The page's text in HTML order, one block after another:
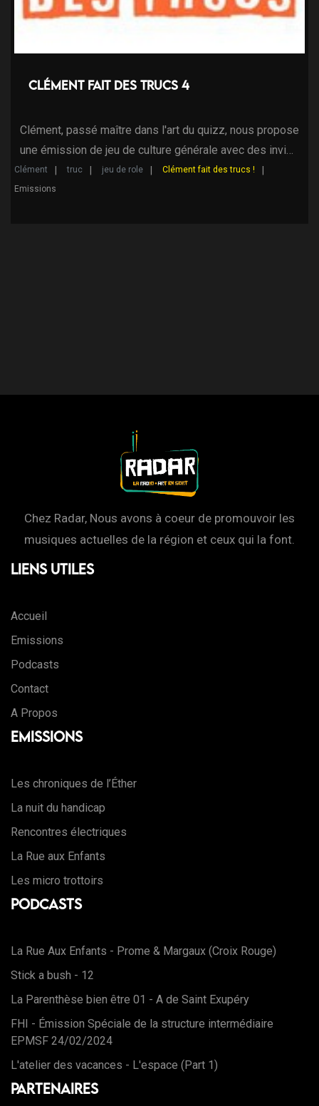
Clément fait des trucs 4
Clément, passé maître dans l'art du quizz, nous propose
une émission de jeu de culture générale avec des invi…
Clément truc jeu de role
Clément fait des trucs !
Emissions
Chez Radar, Nous avons à coeur de promouvoir les
musiques actuelles de la région et ceux qui la font.
Liens Utiles
Accueil
Emissions
Podcasts
Contact
A Propos
Emissions
Les chroniques de l’Éther
La nuit du handicap
Rencontres électriques
La Rue aux Enfants
Les micro trottoirs
Podcasts
La Rue Aux Enfants - Prome & Margaux (Croix Rouge)
Stick a bush - 12
La Parenthèse bien être 01 - A de Saint Exupéry
FHI - Émission Spéciale de la structure intermédiaire
EPMSF 24/02/2024
L'atelier des vacances - L'espace (Part 1)
Partenaires